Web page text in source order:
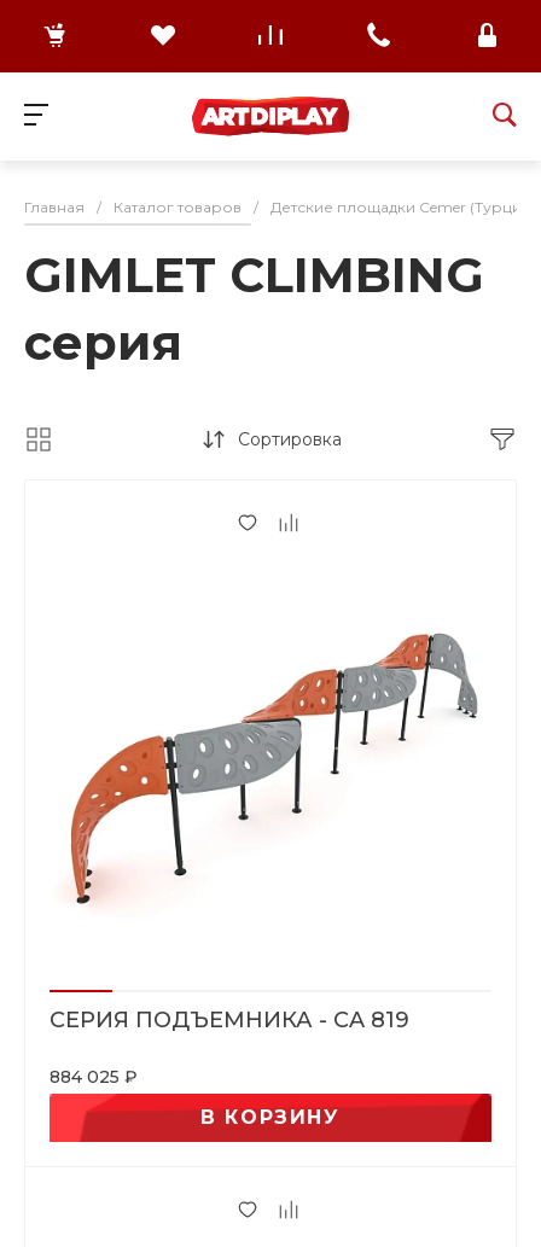
Главная / Каталог товаров / Детские площадки Cemer (Турция)
GIMLET CLIMBING
серия
Сортировка
СЕРИЯ ПОДЪЕМНИКА - CA 819
884 025 ₽
В КОРЗИНУ